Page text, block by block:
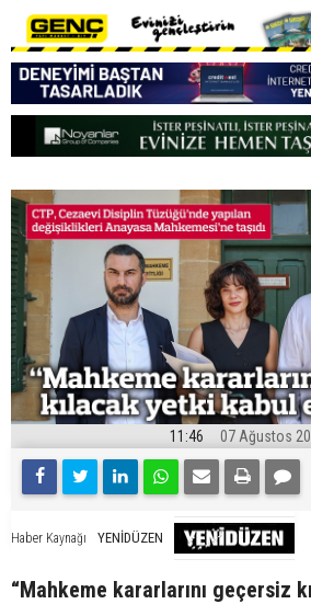
11:46 07 Ağustos
Haber Kaynağı YENİDÜZEN
“Mahkeme kararlarını geçersiz